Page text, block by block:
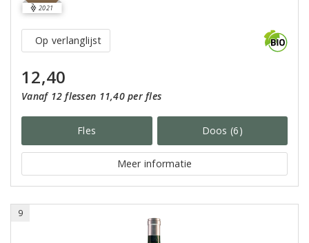
2021
Op verlanglijst
12,40
Vanaf 12 flessen 11,40 per fles
Fles Doos (6)
Meer informatie
9